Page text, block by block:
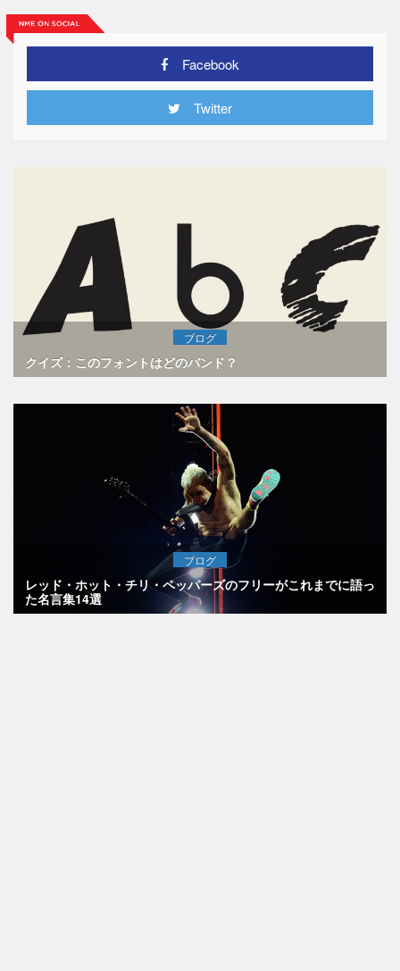
Facebook
Twitter
ブログ
クイズ：このフォントはどのバンド？
ブログ
レッド・ホット・チリ・ペッパーズのフリーがこれまでに語っ
た名言集14選